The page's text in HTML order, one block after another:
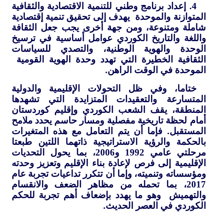
4. إعداد برنامج وطني للتنمية الاقتصادية والثقافية
المتوازنة والموحدة يهدف إلى تحقيق تنمية إقتصادية
شاملة ومتنوعة، ومن جهة أخرى يجب جعل الثقافة
واللغة والتاريخ الكوردي عوامل أساسية في ترسيخ
الوحدة والهوية الوطنية، والتصدي للسياسات
الثقافية الخطيرة التي تهدد وحدة الهوية القومية
الموحدة في الوقت الراهن.
ختاما، وفي ظل التحولات الإقليمية والدولية
المتسارعة والتعقيدات المتزايدة التي تشهدها
المنطقة، يقف الشعب الكوردي وإقليم كوردستان
أمام لحظة تاريخية مفصلية ومسار حاسم يحدد ملامح
المستقبل. فإما أن يتم التعامل مع هذه المتغيرات
بالحكمة والرؤية الاستراتيجية ذاتهما اللتين طبعتا
مرحلتي عامي 1992 و2006، بما يحول التحديات
الإقليمية إلى فرص لإعادة بناء الإقليم وتعزيز وحدته
ومؤسساته وتنميته، وإما أن تتكرر تداعيات تجربة عام
2017، بما تحمله من مظاهر الضعف والانقسام
والتهميش وهو ما يهدد بإضعاف أهم تجربة للحكم
الكوردي في العصر الحديث.